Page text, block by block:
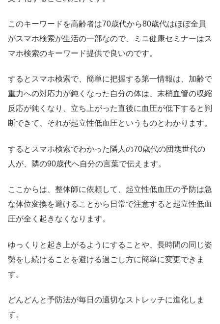
このキーワードを高齢者は70歳代から80歳代はほぼ全員
がスマホ検索が生活の一部なので、ミニ健康セミナーはス
マホ検索のキーワード提供で良いのです。
するとスマホ検索で、簡単に把握する第一情報は、加齢で
重力への対応力が鈍くなった自分の体は、末梢血管の収縮
反応が鈍くなり、立ち上がった直後に血圧が低下すると判
断できて、それが起立性低血圧というものとわかります。
するとスマホ検索でわかった隣人の70歳代の団塊世代の
人が、隣の90歳代へ自分の言葉で伝えます。
ここからは、整体師に依頼して、起立性低血圧の予防は急
な体位変換を避けることから日常で注意すると起立性低血
圧が全く起きなくなります。
ゆっくりと起き上がるようにすることや、長時間の同じ姿
勢をし続けることを避ける過ごし方に簡単に変更できま
す。
どんどんと予防法が毎日の適切なストレッチに進化しま
す。